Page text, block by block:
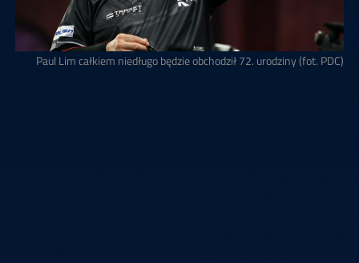
Paul Lim całkiem niedługo będzie obchodził 72. urodziny (fot. PDC)